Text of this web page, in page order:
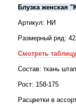
Блузка женская
Артикул: НИ
Размерный ряд:
Смотреть
Состав: ткань
Рост: 158-175
Расцветки в